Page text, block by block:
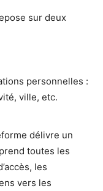
sur deux
personnelles :
ville, etc.
délivre un
toutes les
les
vers les